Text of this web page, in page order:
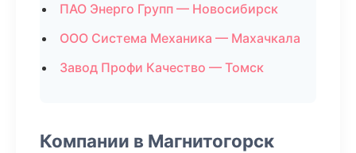
ПАО Энерго Групп — Новосибирск
ООО Система Механика — Махачкала
Завод Профи Качество — Томск
Компании в Магнитогорск